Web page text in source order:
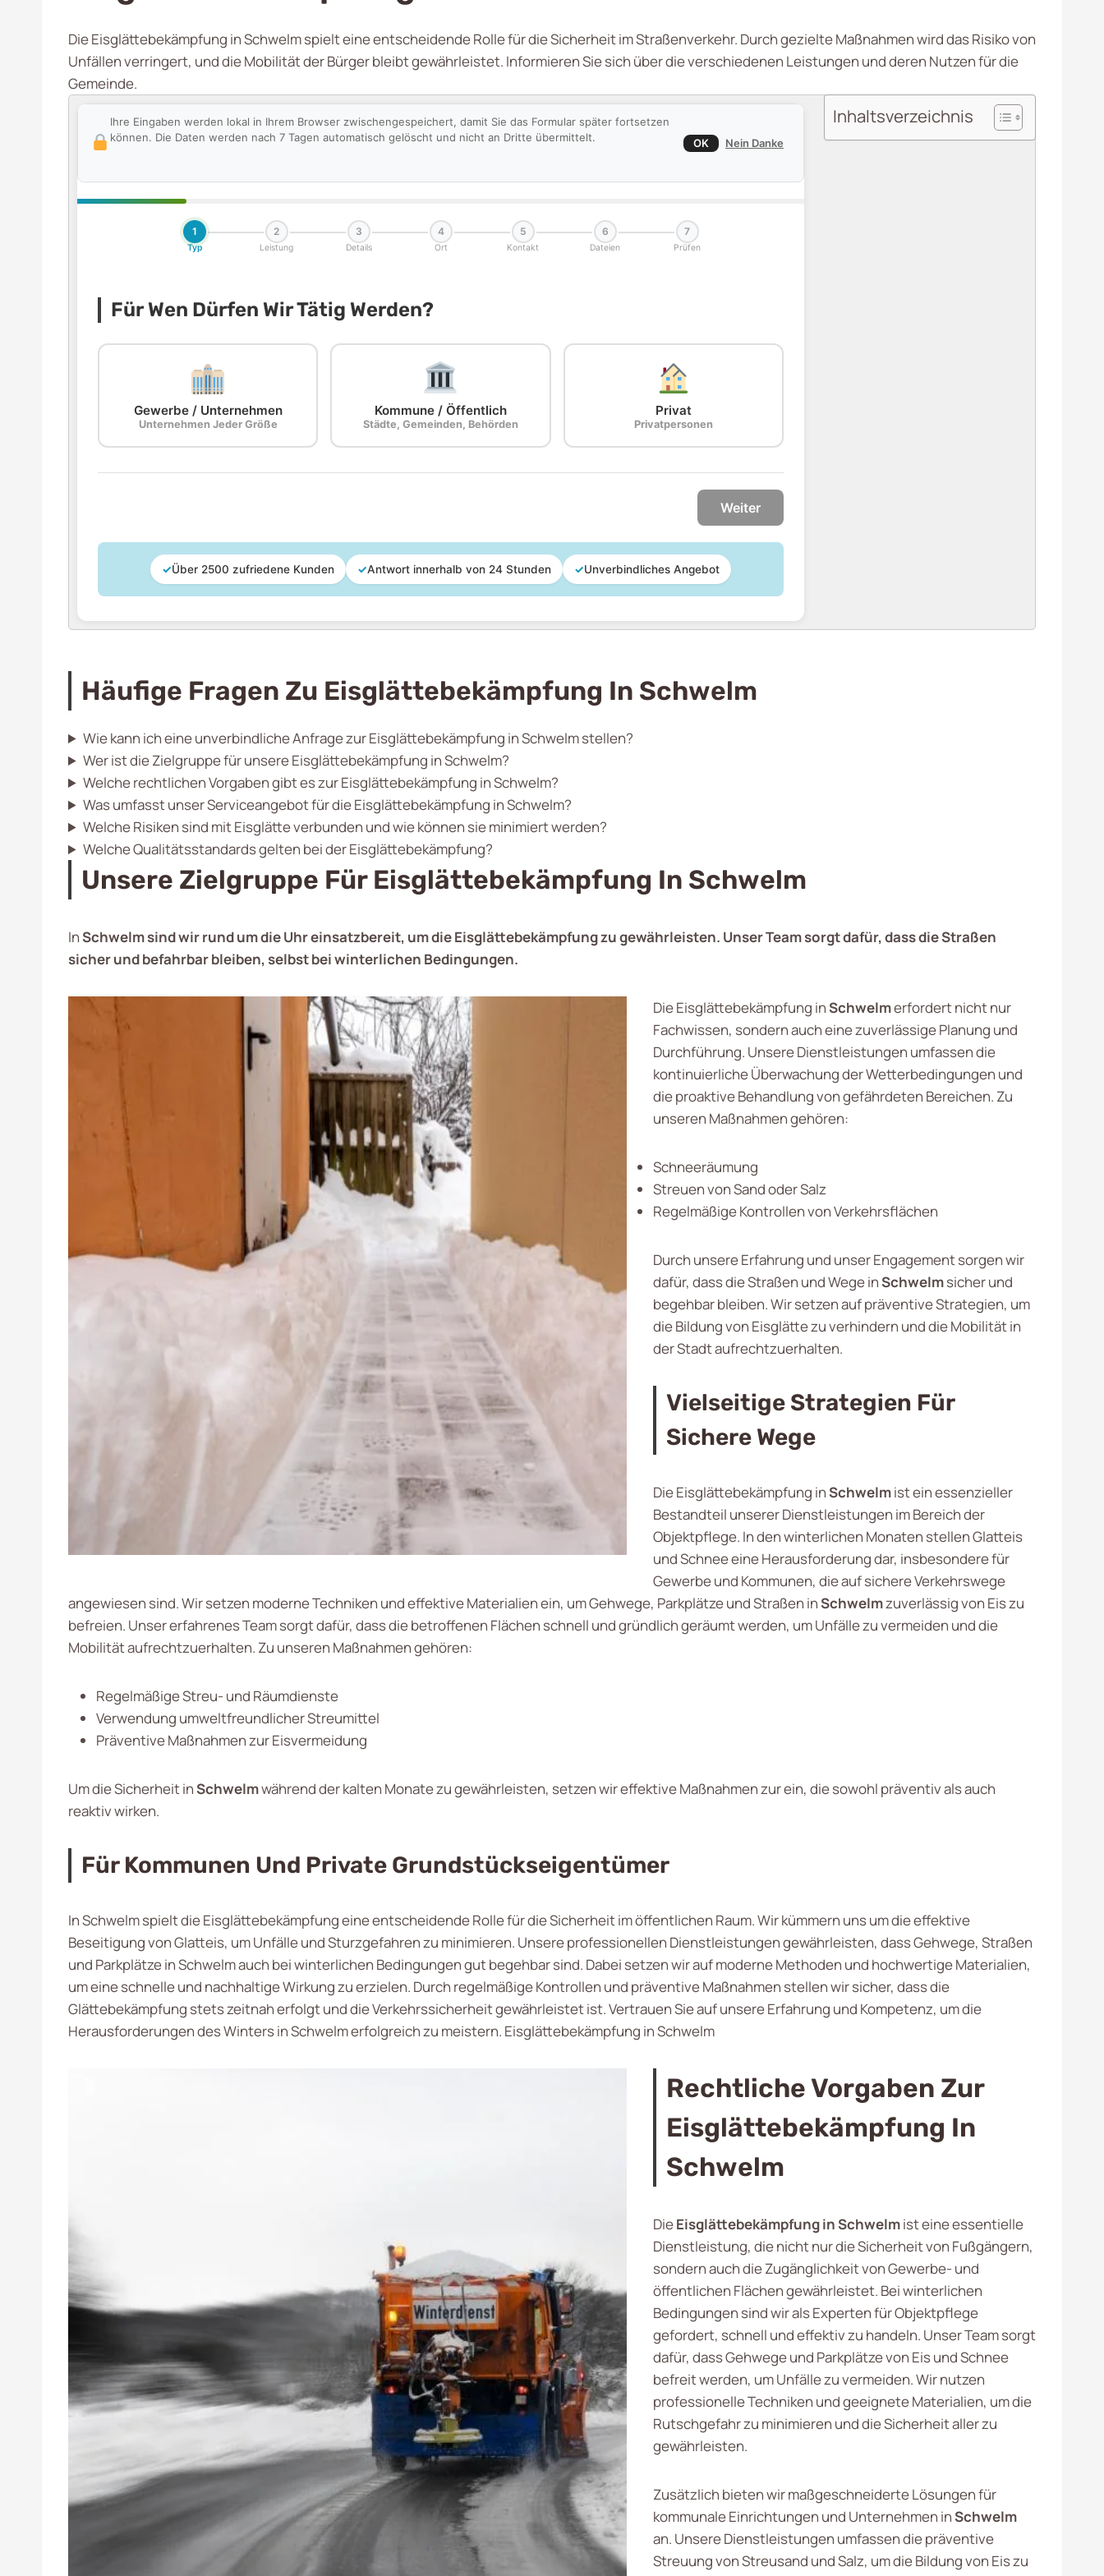
Die Eisglättebekämpfung in Schwelm spielt eine entscheidende Rolle für die Sicherheit im Straßenverkehr. Durch gezielte Maßnahmen wird das Risiko von
Unfällen verringert, und die Mobilität der Bürger bleibt gewährleistet. Informieren Sie sich über die verschiedenen Leistungen und deren Nutzen für die
Gemeinde.
Inhaltsverzeichnis
Ihre Eingaben werden lokal in Ihrem Browser zwischengespeichert, damit Sie das Formular später fortsetzen
können. Die Daten werden nach 7 Tagen automatisch gelöscht und nicht an Dritte übermittelt.
OK Nein Danke
1
Typ
2
Leistung
3
Details
4
Ort
5
Kontakt
6
Dateien
7
Prüfen
Für Wen Dürfen Wir Tätig Werden?
Gewerbe / Unternehmen
Unternehmen Jeder Größe
Kommune / Öffentlich
Städte, Gemeinden, Behörden
Privat
Privatpersonen
Weiter
✓Über 2500 zufriedene Kunden ✓Antwort innerhalb von 24 Stunden ✓Unverbindliches Angebot
Häufige Fragen Zu Eisglättebekämpfung In Schwelm
Wie kann ich eine unverbindliche Anfrage zur Eisglättebekämpfung in Schwelm stellen?
Wer ist die Zielgruppe für unsere Eisglättebekämpfung in Schwelm?
Welche rechtlichen Vorgaben gibt es zur Eisglättebekämpfung in Schwelm?
Was umfasst unser Serviceangebot für die Eisglättebekämpfung in Schwelm?
Welche Risiken sind mit Eisglätte verbunden und wie können sie minimiert werden?
Welche Qualitätsstandards gelten bei der Eisglättebekämpfung?
Unsere Zielgruppe Für Eisglättebekämpfung In Schwelm
InSchwelm sind wir rund um die Uhr einsatzbereit, um die Eisglättebekämpfung zu gewährleisten. Unser Team sorgt dafür, dass die Straßen
sicher und befahrbar bleiben, selbst bei winterlichen Bedingungen.
Die Eisglättebekämpfung inSchwelmerfordert nicht nur
Fachwissen, sondern auch eine zuverlässige Planung und
Durchführung. Unsere Dienstleistungen umfassen die
kontinuierliche Überwachung der Wetterbedingungen und
die proaktive Behandlung von gefährdeten Bereichen. Zu
unseren Maßnahmen gehören:
Schneeräumung
Streuen von Sand oder Salz
Regelmäßige Kontrollen von Verkehrsflächen
Durch unsere Erfahrung und unser Engagement sorgen wir
dafür, dass die Straßen und Wege inSchwelmsicher und
begehbar bleiben. Wir setzen auf präventive Strategien, um
die Bildung von Eisglätte zu verhindern und die Mobilität in
der Stadt aufrechtzuerhalten.
Vielseitige Strategien Für
Sichere Wege
Die Eisglättebekämpfung inSchwelmist ein essenzieller
Bestandteil unserer Dienstleistungen im Bereich der
Objektpflege. In den winterlichen Monaten stellen Glatteis
und Schnee eine Herausforderung dar, insbesondere für
Gewerbe und Kommunen, die auf sichere Verkehrswege
angewiesen sind. Wir setzen moderne Techniken und effektive Materialien ein, um Gehwege, Parkplätze und Straßen inSchwelmzuverlässig von Eis zu
befreien. Unser erfahrenes Team sorgt dafür, dass die betroffenen Flächen schnell und gründlich geräumt werden, um Unfälle zu vermeiden und die
Mobilität aufrechtzuerhalten. Zu unseren Maßnahmen gehören:
Regelmäßige Streu- und Räumdienste
Verwendung umweltfreundlicher Streumittel
Präventive Maßnahmen zur Eisvermeidung
Um die Sicherheit inSchwelmwährend der kalten Monate zu gewährleisten, setzen wir effektive Maßnahmen zurein, die sowohl präventiv als auch
reaktiv wirken.
Für Kommunen Und Private Grundstückseigentümer
In Schwelm spielt die Eisglättebekämpfung eine entscheidende Rolle für die Sicherheit im öffentlichen Raum. Wir kümmern uns um die effektive
Beseitigung von Glatteis, um Unfälle und Sturzgefahren zu minimieren. Unsere professionellen Dienstleistungen gewährleisten, dass Gehwege, Straßen
und Parkplätze in Schwelm auch bei winterlichen Bedingungen gut begehbar sind. Dabei setzen wir auf moderne Methoden und hochwertige Materialien,
um eine schnelle und nachhaltige Wirkung zu erzielen. Durch regelmäßige Kontrollen und präventive Maßnahmen stellen wir sicher, dass die
Glättebekämpfung stets zeitnah erfolgt und die Verkehrssicherheit gewährleistet ist. Vertrauen Sie auf unsere Erfahrung und Kompetenz, um die
Herausforderungen des Winters in Schwelm erfolgreich zu meistern. Eisglättebekämpfung in Schwelm
Rechtliche Vorgaben Zur
Eisglättebekämpfung In
Schwelm
DieEisglättebekämpfung in Schwelmist eine essentielle
Dienstleistung, die nicht nur die Sicherheit von Fußgängern,
sondern auch die Zugänglichkeit von Gewerbe- und
öffentlichen Flächen gewährleistet. Bei winterlichen
Bedingungen sind wir als Experten für Objektpflege
gefordert, schnell und effektiv zu handeln. Unser Team sorgt
dafür, dass Gehwege und Parkplätze von Eis und Schnee
befreit werden, um Unfälle zu vermeiden. Wir nutzen
professionelle Techniken und geeignete Materialien, um die
Rutschgefahr zu minimieren und die Sicherheit aller zu
gewährleisten.
Zusätzlich bieten wir maßgeschneiderte Lösungen für
kommunale Einrichtungen und Unternehmen inSchwelm
an. Unsere Dienstleistungen umfassen die präventive
Streuung von Streusand und Salz, um die Bildung von Eis zu